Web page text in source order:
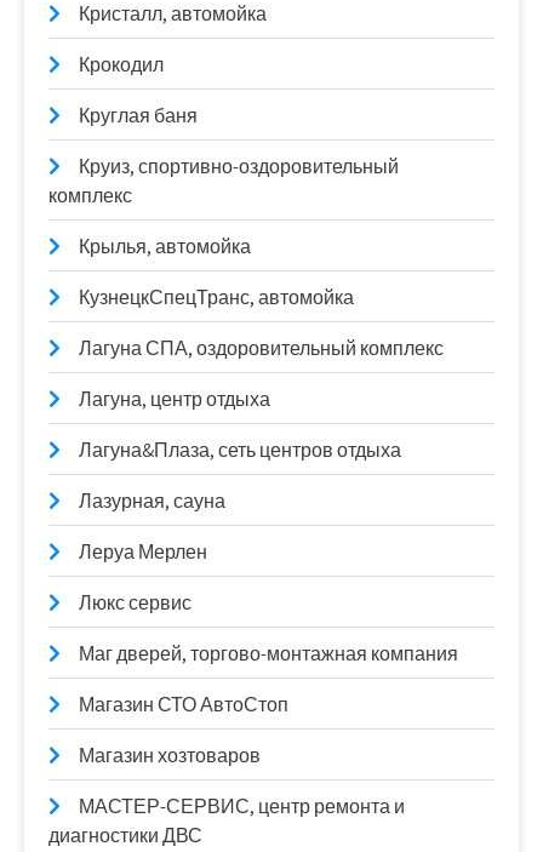
Кристалл, автомойка
Крокодил
Круглая баня
Круиз, спортивно-оздоровительный
комплекс
Крылья, автомойка
КузнецкСпецТранс, автомойка
Лагуна СПА, оздоровительный комплекс
Лагуна, центр отдыха
Лагуна&Плаза, сеть центров отдыха
Лазурная, сауна
Леруа Мерлен
Люкс сервис
Маг дверей, торгово-монтажная компания
Магазин СТО АвтоСтоп
Магазин хозтоваров
МАСТЕР-СЕРВИС, центр ремонта и
диагностики ДВС